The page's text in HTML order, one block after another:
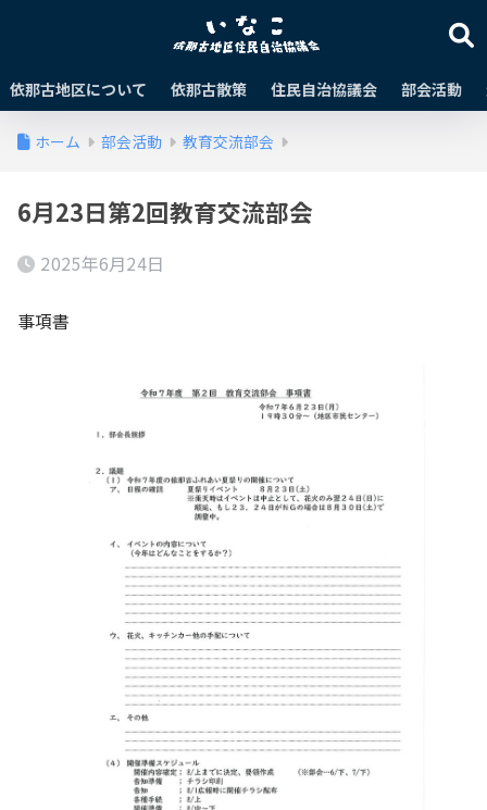
依那古地区について 依那古散策 住民自治協議会 部会活動
ホーム 部会活動 教育交流部会
6月23日第2回教育交流部会
2025年6月24日
事項書